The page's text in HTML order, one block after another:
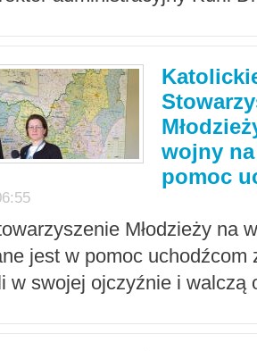
wojny
pomoc
Młodzieży na
jest w pomoc uchodźcom
w swojej ojczyźnie i walczą